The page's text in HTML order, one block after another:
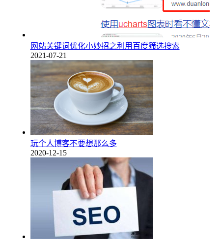
网站关键词优化小妙招之利用百度筛选搜索
2021-07-21
玩个人博客不要想那么多
2020-12-15